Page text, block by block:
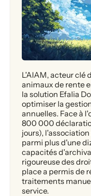
L'AIAM, acteur clé
animaux de rente
la solution Efalia
optimiser la
annuelles. Face à
800 000
jours),
parmi plus d'une
capacités
rigoureuse des
place a permis de
traitements
service.